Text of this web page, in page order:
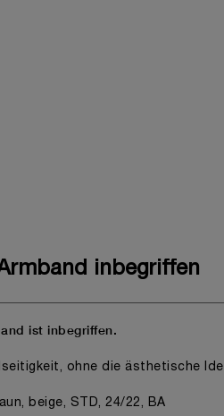
inbegriffen
ist inbegriffen.
ohne die ästhetische
beige, STD, 24/22, BA